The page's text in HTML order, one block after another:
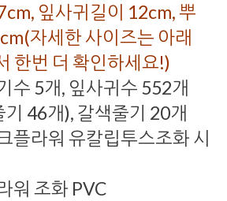
잎사귀길이 12cm, 뿌
자세한 사이즈는 아래
한번 더 확인하세요!)
수 5개, 잎사귀수 552개
46개), 갈색줄기 20개
플라워 유칼립투스조화 시
워 조화 PVC